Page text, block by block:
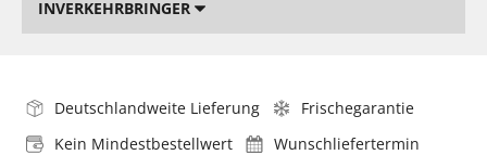
INVERKEHRBRINGER
Deutschlandweite Lieferung
Frischegarantie
Kein Mindestbestellwert
Wunschliefertermin